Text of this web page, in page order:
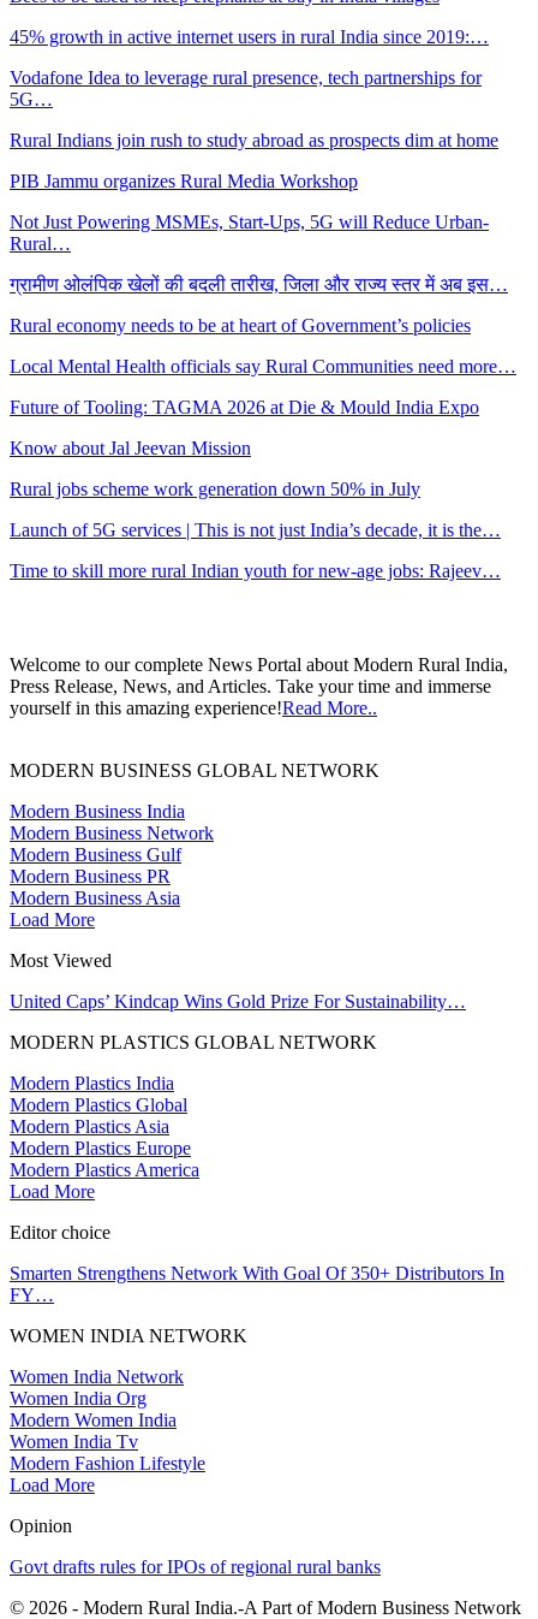
45% growth in active internet users in rural India since 2019:…
Vodafone Idea to leverage rural presence, tech partnerships for
5G…
Rural Indians join rush to study abroad as prospects dim at home
PIB Jammu organizes Rural Media Workshop
Not Just Powering MSMEs, Start-Ups, 5G will Reduce Urban-
Rural…
ग्रामीण ओलंपिक खेलों की बदली तारीख, जिला और राज्य स्तर में अब इस…
Rural economy needs to be at heart of Government’s policies
Local Mental Health officials say Rural Communities need more…
Future of Tooling: TAGMA 2026 at Die & Mould India Expo
Know about Jal Jeevan Mission
Rural jobs scheme work generation down 50% in July
Launch of 5G services | This is not just India’s decade, it is the…
Time to skill more rural Indian youth for new-age jobs: Rajeev…
Welcome to our complete News Portal about Modern Rural India,
Press Release, News, and Articles. Take your time and immerse
yourself in this amazing experience!Read More..
MODERN BUSINESS GLOBAL NETWORK
Modern Business India
Modern Business Network
Modern Business Gulf
Modern Business PR
Modern Business Asia
Load More
Most Viewed
United Caps’ Kindcap Wins Gold Prize For Sustainability…
MODERN PLASTICS GLOBAL NETWORK
Modern Plastics India
Modern Plastics Global
Modern Plastics Asia
Modern Plastics Europe
Modern Plastics America
Load More
Editor choice
Smarten Strengthens Network With Goal Of 350+ Distributors In
FY…
WOMEN INDIA NETWORK
Women India Network
Women India Org
Modern Women India
Women India Tv
Modern Fashion Lifestyle
Load More
Opinion
Govt drafts rules for IPOs of regional rural banks
© 2026 - Modern Rural India.-A Part of Modern Business Network